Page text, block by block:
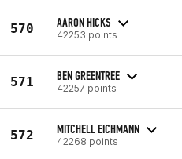
570 AARON HICKS
42253 points
571 BEN GREENTREE
42257 points
572 MITCHELL EICHMANN
42268 points